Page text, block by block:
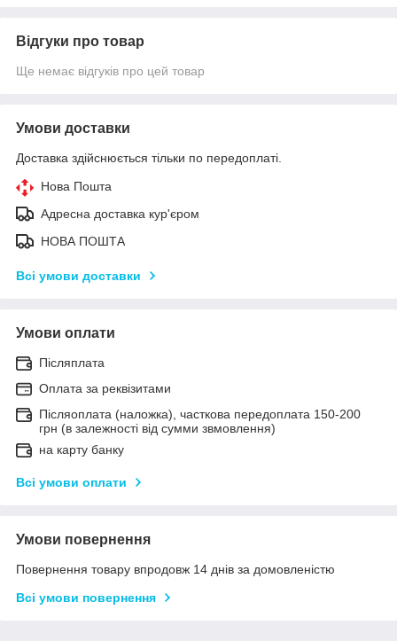
Відгуки про товар
Ще немає відгуків про цей товар
Умови доставки
Доставка здійснюється тільки по передоплаті.
Нова Пошта
Адресна доставка кур'єром
НОВА ПОШТА
Всі умови доставки
Умови оплати
Післяплата
Оплата за реквізитами
Післяоплата (наложка), часткова передоплата 150-200
грн (в залежності від сумми звмовлення)
на карту банку
Всі умови оплати
Умови повернення
Повернення товару впродовж 14 днів за домовленістю
Всі умови повернення